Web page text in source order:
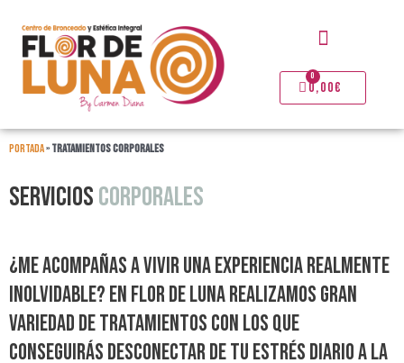
contenido
Menú
0,00€
0
Carrito
Portada»TRATAMIENTOS CORPORALES
SERVICIOSCORPORALES
¿Me acompañas a vivir una experiencia realmente
inolvidable? En flor de Luna realizamos gran
variedad de tratamientos con los que
conseguirás desconectar de tu estrés diario a la